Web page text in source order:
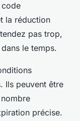
la réduction
pas trop,
le temps.
Ils peuvent être
précise.